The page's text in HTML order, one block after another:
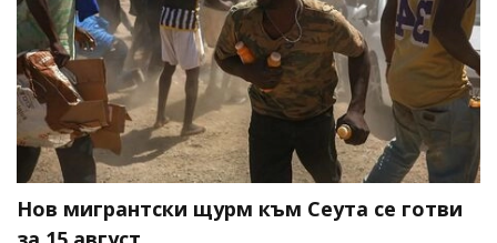
Нов мигрантски щурм към Сеута се готви